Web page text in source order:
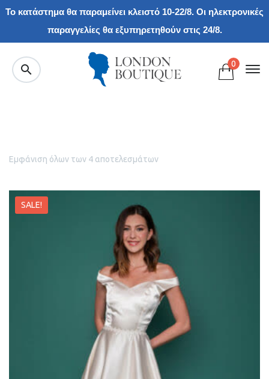
Το κατάστημα θα παραμείνει κλειστό 10-22/8. Οι ηλεκτρονικές
παραγγελίες θα εξυπηρετηθούν στις 24/8.
0
Εμφάνιση όλων των 4 αποτελεσμάτων
SALE!